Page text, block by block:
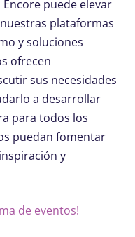
puede elevar
plataformas
y soluciones
ofrecen
sus necesidades
a desarrollar
para todos los
puedan fomentar
y
de eventos!